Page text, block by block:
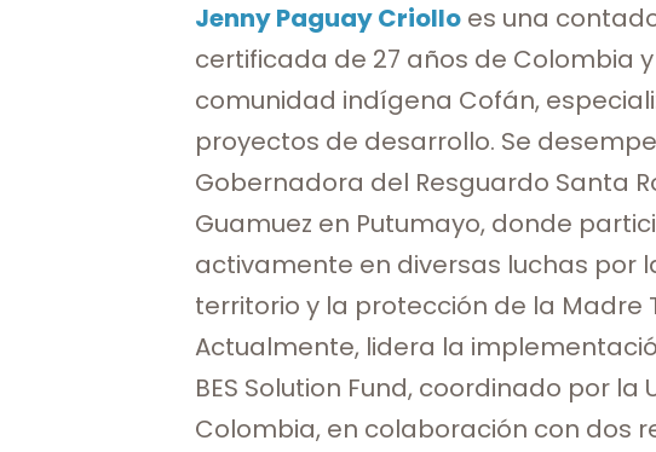
Jenny Paguay Criolloes una
certificada de 27 años de Colombia
comunidad indígena Cofán,
proyectos de desarrollo. Se
Gobernadora del Resguardo Santa
Guamuez en Putumayo, donde
activamente en diversas luchas por
territorio y la protección de la Madre
Actualmente, lidera la
BES Solution Fund, coordinado por la
Colombia, en colaboración con dos